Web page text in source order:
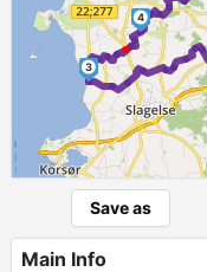
3
4
Save as
Main Info